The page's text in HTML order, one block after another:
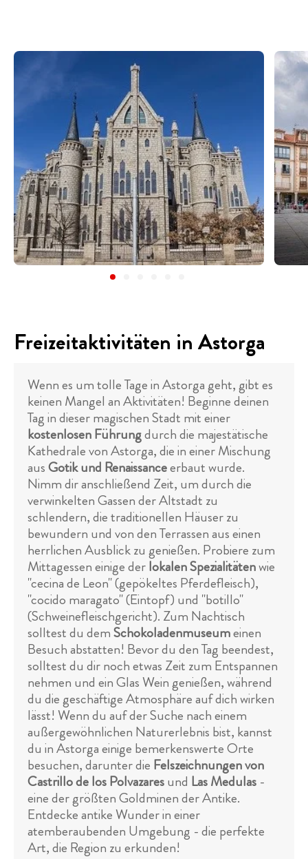
Freizeitaktivitäten in Astorga
Wenn es um tolle Tage in Astorga geht, gibt es
keinen Mangel an Aktivitäten! Beginne deinen
Tag in dieser magischen Stadt mit einer
kostenlosen Führungdurch die majestätische
Kathedrale von Astorga, die in einer Mischung
ausGotik und Renaissanceerbaut wurde.
Nimm dir anschließend Zeit, um durch die
verwinkelten Gassen der Altstadt zu
schlendern, die traditionellen Häuser zu
bewundern und von den Terrassen aus einen
herrlichen Ausblick zu genießen. Probiere zum
Mittagessen einige derlokalen Spezialitätenwie
"cecina de Leon" (gepökeltes Pferdefleisch),
"cocido maragato" (Eintopf) und "botillo"
(Schweinefleischgericht). Zum Nachtisch
solltest du demSchokoladenmuseumeinen
Besuch abstatten! Bevor du den Tag beendest,
solltest du dir noch etwas Zeit zum Entspannen
nehmen und ein Glas Wein genießen, während
du die geschäftige Atmosphäre auf dich wirken
lässt! Wenn du auf der Suche nach einem
außergewöhnlichen Naturerlebnis bist, kannst
du in Astorga einige bemerkenswerte Orte
besuchen, darunter die Felszeichnungen von
Castrillo de los Polvazaresund Las Medulas -
eine der größten Goldminen der Antike.
Entdecke antike Wunder in einer
atemberaubenden Umgebung - die perfekte
Art, die Region zu erkunden!